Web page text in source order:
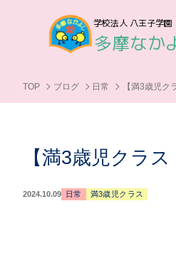
学校法人 八王子学園
多摩なか
TOP ブログ 日常 【満3歳児
【満3歳児クラ
2024.10.09 日常 満3歳児クラス